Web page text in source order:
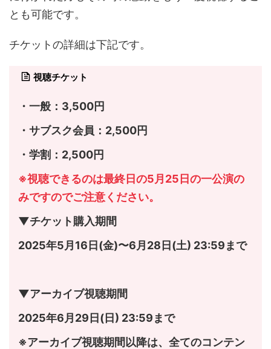
とも可能です。
チケットの詳細は下記です。
視聴チケット
・一般：3,500円
・サブスク会員：2,500円
・学割：2,500円
※視聴できるのは最終日の5月25日の一公演の
みですのでご注意ください。
▼チケット購入期間
2025年5月16日(金)〜6月28日(土) 23:59まで
▼アーカイブ視聴期間
2025年6月29日(日) 23:59まで
※アーカイブ視聴期間以降は、全てのコンテン